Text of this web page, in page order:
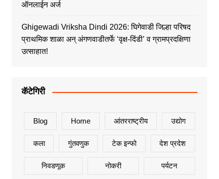
ऑनलाईन अर्ज
Ghigewadi Vriksha Dindi 2026: घिगेवाडी जिल्हा परिषद
प्राथमिक शाळा अन् अंगणवाडीतर्फे ‘वृक्ष-दिंडी’ व ग्रामप्रदक्षिणा
उत्साहात!
कॅटेगिरी
Blog Home आंतरराष्ट्रीय उद्योग
कला गुंतवणुक टेक इन्फो देश प्रदेश
निवडणूक नोकरी पर्यटन